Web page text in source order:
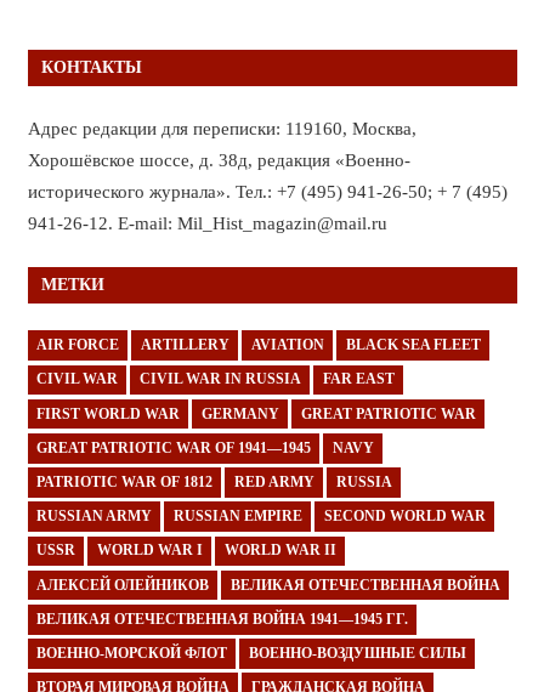
КОНТАКТЫ
Адрес редакции для переписки: 119160, Москва,
Хорошёвское шоссе, д. 38д, редакция «Военно-
исторического журнала». Тел.: +7 (495) 941-26-50; + 7 (495)
941-26-12. E-mail: Mil_Hist_magazin@mail.ru
МЕТКИ
AIR FORCE ARTILLERY AVIATION BLACK SEA FLEET
CIVIL WAR CIVIL WAR IN RUSSIA FAR EAST
FIRST WORLD WAR GERMANY GREAT PATRIOTIC WAR
GREAT PATRIOTIC WAR OF 1941—1945 NAVY
PATRIOTIC WAR OF 1812 RED ARMY RUSSIA
RUSSIAN ARMY RUSSIAN EMPIRE SECOND WORLD WAR
USSR WORLD WAR I WORLD WAR II
АЛЕКСЕЙ ОЛЕЙНИКОВ ВЕЛИКАЯ ОТЕЧЕСТВЕННАЯ ВОЙНА
ВЕЛИКАЯ ОТЕЧЕСТВЕННАЯ ВОЙНА 1941—1945 ГГ.
ВОЕННО-МОРСКОЙ ФЛОТ ВОЕННО-ВОЗДУШНЫЕ СИЛЫ
ВТОРАЯ МИРОВАЯ ВОЙНА ГРАЖДАНСКАЯ ВОЙНА